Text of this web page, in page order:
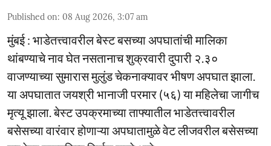
Published on: 08 Aug 2026, 3:07 am
मुंबई : भाडेतत्त्वावरील बेस्ट बसच्या अपघातांची मालिका
थांबण्याचे नाव घेत नसतानाच शुक्रवारी दुपारी २.३०
वाजण्याच्या सुमारास मुलुंड चेकनाक्यावर भीषण अपघात झाला.
या अपघातात जयश्री भानाजी परमार (५६) या महिलेचा जागीच
मृत्यू झाला. बेस्ट उपक्रमाच्या ताफ्यातील भाडेतत्त्वावरील
बसेसच्या वारंवार होणाऱ्या अपघातामुळे वेट लीजवरील बसेसच्या